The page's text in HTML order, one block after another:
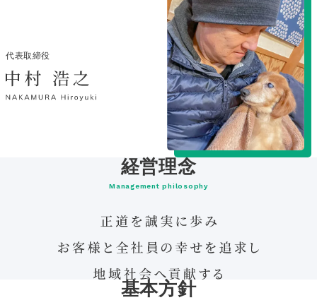
代表取締役
経営理念
Management philosophy
基本方針